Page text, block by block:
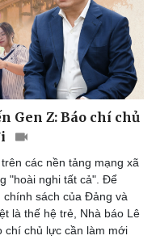
Gen Z: Báo chí chủ
các nền tảng mạng xã
"hoài nghi tất cả". Để
sách của Đảng và
là thế hệ trẻ, Nhà báo Lê
chí chủ lực cần làm mới